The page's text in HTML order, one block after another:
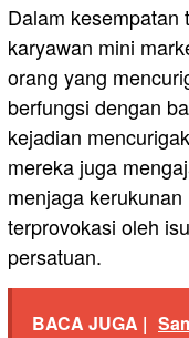
Dalam kesempatan
karyawan mini
orang yang
berfungsi dengan
kejadian
mereka juga
menjaga
terprovokasi oleh
persatuan.
BACA JUGA |